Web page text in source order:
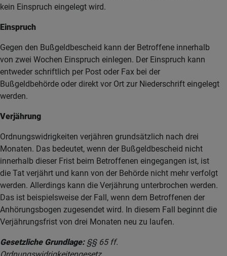
kein Einspruch eingelegt wird.
Einspruch
Gegen den Bußgeldbescheid kann der Betroffene innerhalb
von zwei Wochen Einspruch einlegen. Der Einspruch kann
entweder schriftlich per Post oder Fax bei der
Bußgeldbehörde oder direkt vor Ort zur Niederschrift eingelegt
werden.
Verjährung
Ordnungswidrigkeiten verjähren grundsätzlich nach drei
Monaten. Das bedeutet, wenn der Bußgeldbescheid nicht
innerhalb dieser Frist beim Betroffenen eingegangen ist, ist
die Tat verjährt und kann von der Behörde nicht mehr verfolgt
werden. Allerdings kann die Verjährung unterbrochen werden.
Das ist beispielsweise der Fall, wenn dem Betroffenen der
Anhörungsbogen zugesendet wird. In diesem Fall beginnt die
Verjährungsfrist von drei Monaten neu zu laufen.
Gesetzliche Grundlage:§§ 65 ff.